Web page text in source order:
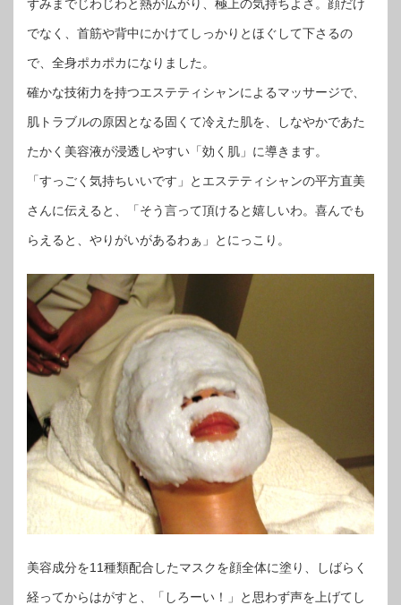
ずみまでじわじわと熱が広がり、極上の気持ちよさ。顔だけ
でなく、首筋や背中にかけてしっかりとほぐして下さるの
で、全身ポカポカになりました。
確かな技術力を持つエステティシャンによるマッサージで、
肌トラブルの原因となる固くて冷えた肌を、しなやかであた
たかく美容液が浸透しやすい「効く肌」に導きます。
「すっごく気持ちいいです」とエステティシャンの平方直美
さんに伝えると、「そう言って頂けると嬉しいわ。喜んでも
らえると、やりがいがあるわぁ」とにっこり。
美容成分を11種類配合したマスクを顔全体に塗り、しばらく
経ってからはがすと、「しろーい！」と思わず声を上げてし